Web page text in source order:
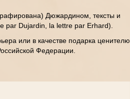
Дюжардином, тексты и
par Dujardin, la lettre par Erhard).
или в качестве подарка ценителю
Федерации.